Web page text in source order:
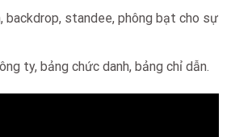
backdrop, standee, phông bạt cho sự
ty, bảng chức danh, bảng chỉ dẫn.